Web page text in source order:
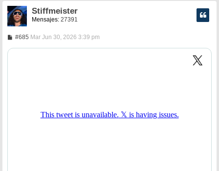
Stiffmeister
Mensajes: 27391
#685M
n
Mar Jun 30, 2026 3:39 pm